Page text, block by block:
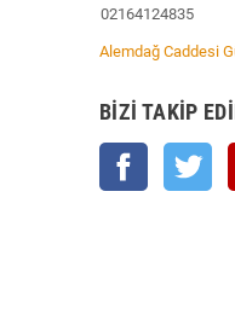
02164124835
Alemdağ Caddesi
BIZI TAKIP
Facebook